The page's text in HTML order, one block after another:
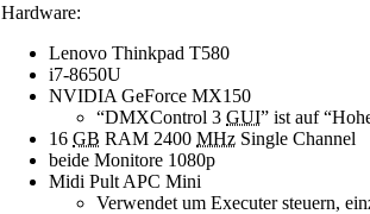
Hardware:
Lenovo Thinkpad T580
i7-8650U
NVIDIA GeForce MX150
“DMXControl 3 GUI” ist auf
16 GB RAM 2400 MHz Single Channel
beide Monitore 1080p
Midi Pult APC Mini
Verwendet um Executer steuern,